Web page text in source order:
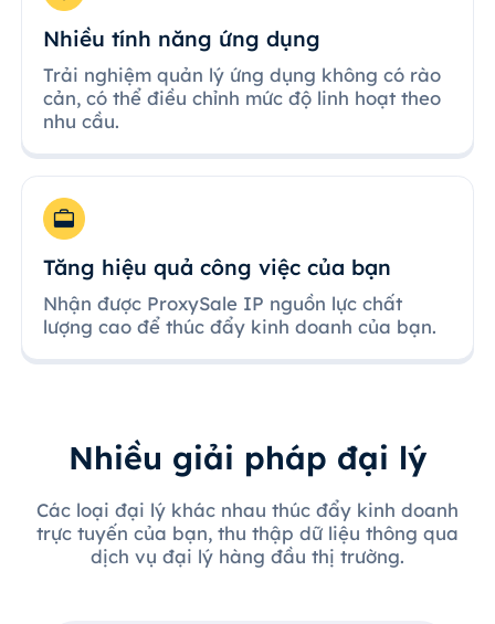
Nhiều tính năng ứng dụng
Trải nghiệm quản lý ứng dụng không có rào
cản, có thể điều chỉnh mức độ linh hoạt theo
nhu cầu.
Tăng hiệu quả công việc của bạn
Nhận được ProxySale IP nguồn lực chất
lượng cao để thúc đẩy kinh doanh của bạn.
Nhiều giải pháp đại lý
Các loại đại lý khác nhau thúc đẩy kinh doanh
trực tuyến của bạn, thu thập dữ liệu thông qua
dịch vụ đại lý hàng đầu thị trường.